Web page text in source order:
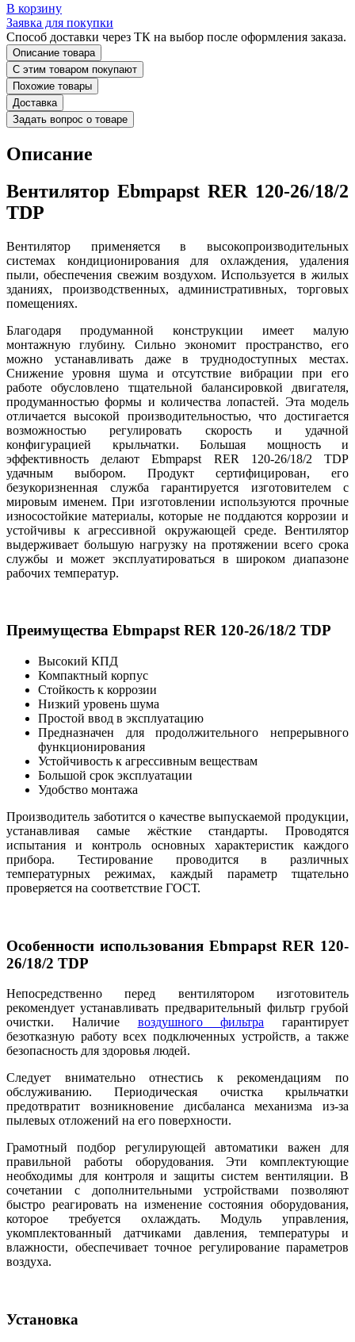
В корзину
Заявка для покупки
Способ доставки через ТК на выбор после оформления заказа.
Описание товара
С этим товаром покупают
Похожие товары
Доставка
Задать вопрос о товаре
Описание
Вентилятор Ebmpapst RER 120-26/18/2
TDP
Вентилятор применяется в высокопроизводительных
системах кондиционирования для охлаждения, удаления
пыли, обеспечения свежим воздухом. Используется в жилых
зданиях, производственных, административных, торговых
помещениях.
Благодаря продуманной конструкции имеет малую
монтажную глубину. Сильно экономит пространство, его
можно устанавливать даже в труднодоступных местах.
Снижение уровня шума и отсутствие вибрации при его
работе обусловлено тщательной балансировкой двигателя,
продуманностью формы и количества лопастей. Эта модель
отличается высокой производительностью, что достигается
возможностью регулировать скорость и удачной
конфигурацией крыльчатки. Большая мощность и
эффективность делают Ebmpapst RER 120-26/18/2 TDP
удачным выбором. Продукт сертифицирован, его
безукоризненная служба гарантируется изготовителем с
мировым именем. При изготовлении используются прочные
износостойкие материалы, которые не поддаются коррозии и
устойчивы к агрессивной окружающей среде. Вентилятор
выдерживает большую нагрузку на протяжении всего срока
службы и может эксплуатироваться в широком диапазоне
рабочих температур.
Преимущества Ebmpapst RER 120-26/18/2 TDP
Высокий КПД
Компактный корпус
Стойкость к коррозии
Низкий уровень шума
Простой ввод в эксплуатацию
Предназначен для продолжительного непрерывного
функционирования
Устойчивость к агрессивным веществам
Большой срок эксплуатации
Удобство монтажа
Производитель заботится о качестве выпускаемой продукции,
устанавливая самые жёсткие стандарты. Проводятся
испытания и контроль основных характеристик каждого
прибора. Тестирование проводится в различных
температурных режимах, каждый параметр тщательно
проверяется на соответствие ГОСТ.
Особенности использования Ebmpapst RER 120-
26/18/2 TDP
Непосредственно перед вентилятором изготовитель
рекомендует устанавливать предварительный фильтр грубой
очистки. Наличие воздушного фильтра гарантирует
безотказную работу всех подключенных устройств, а также
безопасность для здоровья людей.
Следует внимательно отнестись к рекомендациям по
обслуживанию. Периодическая очистка крыльчатки
предотвратит возникновение дисбаланса механизма из-за
пылевых отложений на его поверхности.
Грамотный подбор регулирующей автоматики важен для
правильной работы оборудования. Эти комплектующие
необходимы для контроля и защиты систем вентиляции. В
сочетании с дополнительными устройствами позволяют
быстро реагировать на изменение состояния оборудования,
которое требуется охлаждать. Модуль управления,
укомплектованный датчиками давления, температуры и
влажности, обеспечивает точное регулирование параметров
воздуха.
Установка